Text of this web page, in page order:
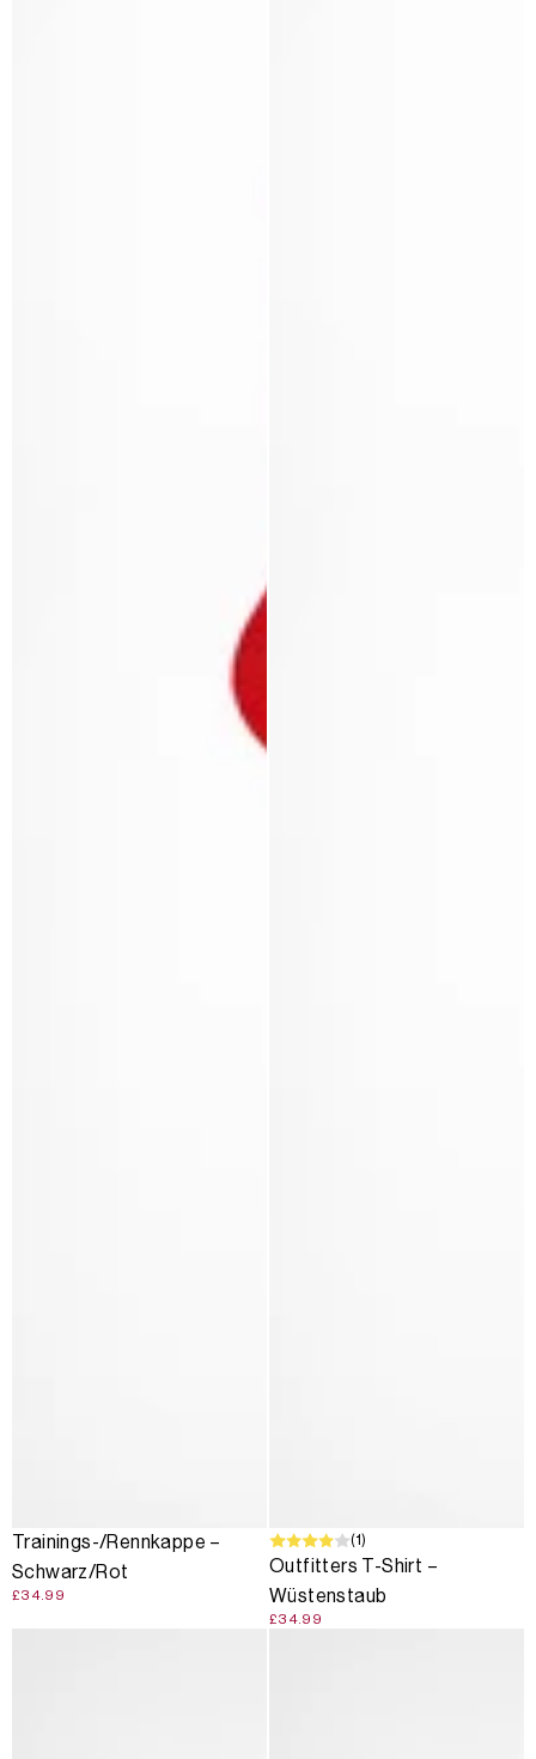
Trainings-/Rennkappe –
Schwarz/Rot
£34.99
(1)
Outfitters T-Shirt –
Wüstenstaub
£34.99